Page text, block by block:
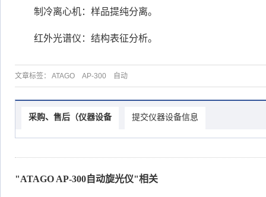
制冷离心机：样品提纯分离。
红外光谱仪：结构表征分析。
文章标签： ATAGO AP-300 自动
采购、售后（仪器设备 提交仪器设备信息
"ATAGO AP-300自动旋光仪"相关